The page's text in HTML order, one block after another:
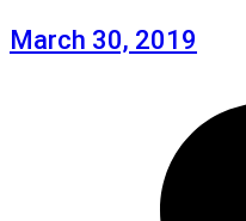
March 30, 2019